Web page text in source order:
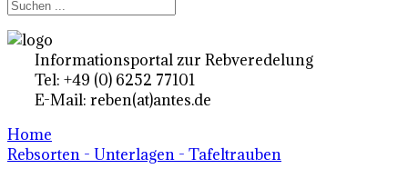
Informationsportal zur Rebveredelung
Tel: +49 (0) 6252 77101
E-Mail: reben(at)antes.de
Home
Rebsorten - Unterlagen - Tafeltrauben